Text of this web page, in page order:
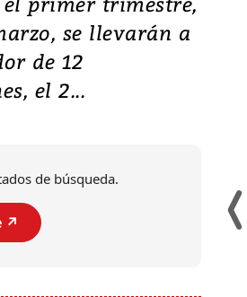
se llevarán a
de 12
el 2...
de búsqueda.
↗️
con
de inversión
educación y
raras